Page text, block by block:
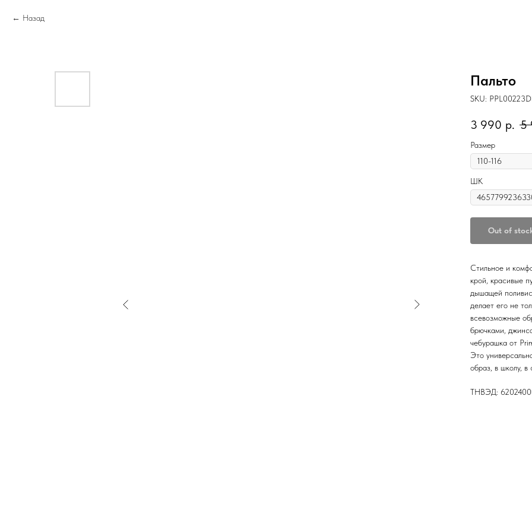
Назад
Пальто
SKU:
3 990 р. 5
Размер
ШК
Out of
Стильное и
крой, красивые
дышащей
делает его не
всевозможные
брючками,
чебурашка от
Это
образ, в школу, в
ТНВЭД: